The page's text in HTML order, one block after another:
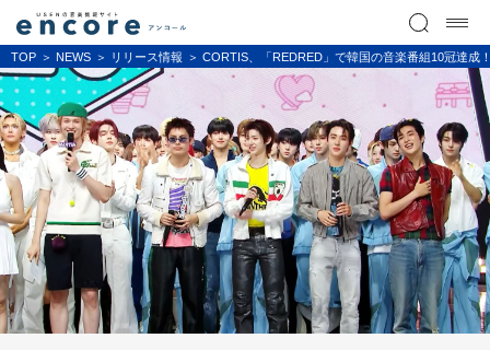
TOP NEWS リリース情報 CORTIS、「REDRED」で韓国の音楽番組10冠達成